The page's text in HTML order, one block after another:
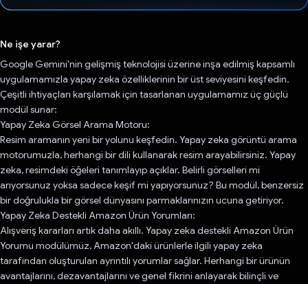
Ne işe yarar?
Google Gemini'nin gelişmiş teknolojisi üzerine inşa edilmiş kapsamlı
uygulamamızla yapay zeka özelliklerinin bir üst seviyesini keşfedin.
Çeşitli ihtiyaçları karşılamak için tasarlanan uygulamamız üç güçlü
modül sunar:
Yapay Zeka Görsel Arama Motoru:
Resim aramanın yeni bir yolunu keşfedin. Yapay zeka görüntü arama
motorumuzla, herhangi bir dili kullanarak resim arayabilirsiniz. Yapay
zeka, resimdeki öğeleri tanımlayıp açıklar. Belirli görselleri mi
arıyorsunuz yoksa sadece keşif mi yapıyorsunuz? Bu modül, benzersiz
bir doğrulukla bir görsel dünyasını parmaklarınızın ucuna getiriyor.
Yapay Zeka Destekli Amazon Ürün Yorumları:
Alışveriş kararları artık daha akıllı. Yapay zeka destekli Amazon Ürün
Yorumu modülümüz, Amazon'daki ürünlerle ilgili yapay zeka
tarafından oluşturulan ayrıntılı yorumlar sağlar. Herhangi bir ürünün
avantajlarını, dezavantajlarını ve genel fikrini anlayarak bilinçli ve